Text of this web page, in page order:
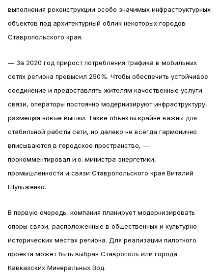
выполнения реконструкции особо значимых инфраструктурных
объектов под архитектурный облик некоторых городов
Ставропольского края.
— За 2020 год прирост потребления трафика в мобильных
сетях региона превысил 250%. Чтобы обеспечить устойчивое
соединение и предоставлять жителям качественные услуги
связи, операторы постоянно модернизируют инфраструктуру,
размещая новые вышки. Такие объекты крайне важны для
стабильной работы сети, но далеко не всегда гармонично
вписываются в городское пространство, —
прокомментировал и.о. министра энергетики,
промышленности и связи Ставропольского края Виталий
Шульженко.
В первую очередь, компания планирует модернизировать
опоры связи, расположенные в общественных и культурно-
исторических местах региона. Для реализации пилотного
проекта может быть выбран Ставрополь или города
Кавказских Минеральных Вод.